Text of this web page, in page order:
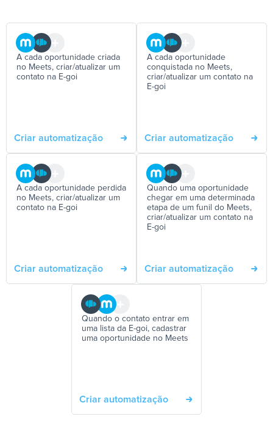
A cada oportunidade criada
no Meets, criar/atualizar um
contato na E-goi
Criar automatização
A cada oportunidade
conquistada no Meets,
criar/atualizar um contato na
E-goi
Criar automatização
A cada oportunidade perdida
no Meets, criar/atualizar um
contato na E-goi
Criar automatização
Quando uma oportunidade
chegar em uma determinada
etapa de um funil do Meets,
criar/atualizar um contato na
E-goi
Criar automatização
Quando o contato entrar em
uma lista da E-goi, cadastrar
uma oportunidade no Meets
Criar automatização